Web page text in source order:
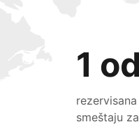
1
smeštaju